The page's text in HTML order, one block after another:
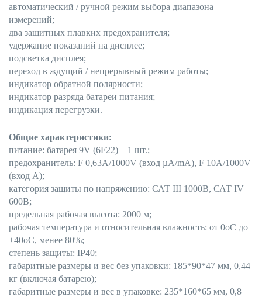
автоматический / ручной режим выбора диапазона
измерений;
два защитных плавких предохранителя;
удержание показаний на дисплее;
подсветка дисплея;
переход в ждущий / непрерывный режим работы;
индикатор обратной полярности;
индикатор разряда батареи питания;
индикация перегрузки.
Общие характеристики:
питание: батарея 9V (6F22) – 1 шт.;
предохранитель: F 0,63А/1000V (вход µА/mА), F 10А/1000V
(вход А);
категория защиты по напряжению: САТ III 1000В, САТ IV
600В;
предельная рабочая высота: 2000 м;
рабочая температура и относительная влажность: от 0оС до
+40оС, менее 80%;
степень защиты: IP40;
габаритные размеры и вес без упаковки: 185*90*47 мм, 0,44
кг (включая батарею);
габаритные размеры и вес в упаковке: 235*160*65 мм, 0,8